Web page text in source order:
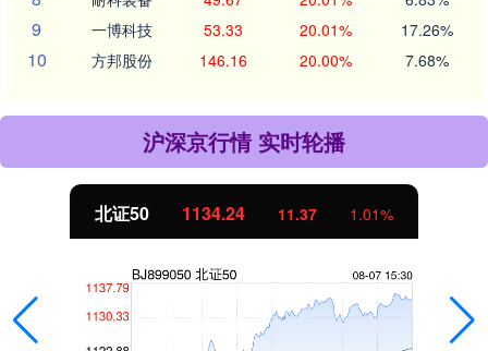
9 一博科技 53.33 20.01% 17.26%
10 方邦股份 146.16 20.00% 7.68%
沪深京行情 实时轮播
北证50 1134.24 11.37 1.01%